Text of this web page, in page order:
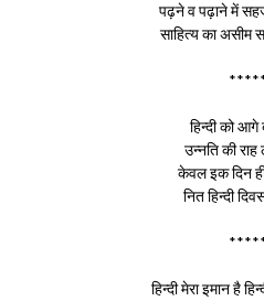
पढ़ने व पढ़ाने में
साहित्य का असीम
हिन्दी को आगे
उन्नति की राह
केवल इक दिन
नित हिन्दी
हिन्दी मेरा इमान है